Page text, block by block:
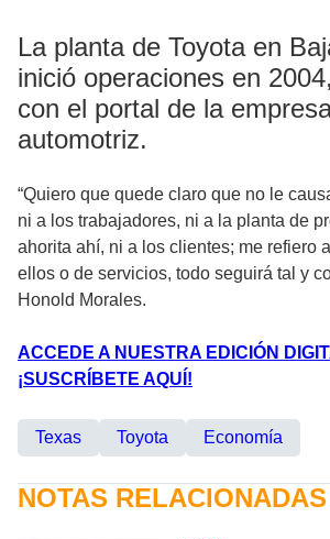
La planta de Toyota en
inició operaciones en
con el portal de la
automotriz.
“Quiero que quede claro que no le
ni a los trabajadores, ni a la planta de
ahorita ahí, ni a los clientes; me refiero
ellos o de servicios, todo seguirá tal y
Honold Morales.
ACCEDE A NUESTRA EDICIÓN
¡SUSCRÍBETE AQUÍ!
Texas Toyota Economía
NOTAS RELACIONADAS